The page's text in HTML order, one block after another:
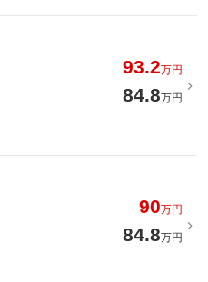
93.2万円
84.8万円
90万円
84.8万円